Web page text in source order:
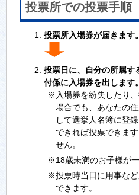
投票所での投票手順
投票所入場券が届きます。
投票日に、自分の所属す
付係に入場券を出します。
※入場券を紛失したり
場合でも、あなたの
して選挙人名簿に登
できれば投票できま
せん。
※18歳未満のお子様が
※投票時当日に用事な
できます。